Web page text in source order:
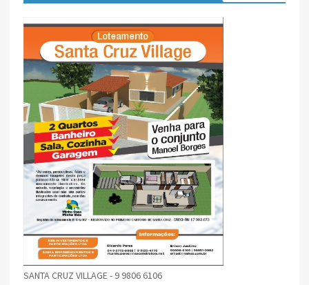
SANTA CRUZ VILLAGE - 9 9806 6106